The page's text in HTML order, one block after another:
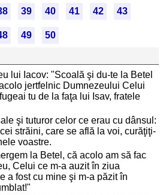
39 40 41 42 43
49
50
lui Iacov: "Scoală şi du-te la Betel
jertfelnic Dumnezeului Celui
tu de la faţa lui Isav, fratele
şi tuturor celor ce erau cu dânsul:
străini, care se află la voi, curăţiţi-
voastre.
la Betel, că acolo am să fac
Celui ce m-a auzit în ziua
a fost cu mine şi m-a păzit în